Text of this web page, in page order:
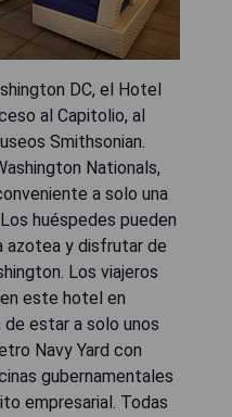
DC, el Hotel
al Capitolio, al
Smithsonian.
Nationals,
a solo una
huéspedes pueden
azotea y disfrutar de
Los viajeros
este hotel en
estar a solo unos
Navy Yard con
gubernamentales
empresarial. Todas